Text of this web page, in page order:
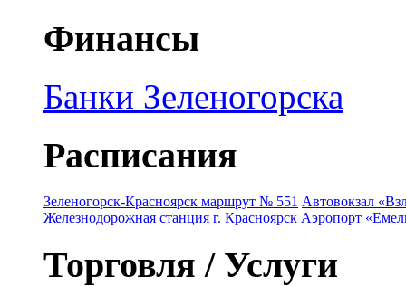
Финансы
Банки Зеленогорска
Расписания
Зеленогорск-Красноярск маршрут № 551 Автовокзал
Железнодорожная станция г. Красноярск Аэропорт
Торговля / Услуги